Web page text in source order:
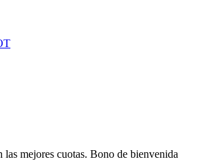
las mejores cuotas. Bono de bienvenida